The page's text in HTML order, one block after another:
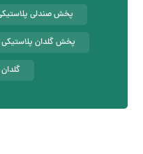
پخش صندلی
پخش گلدان پلاستیکی